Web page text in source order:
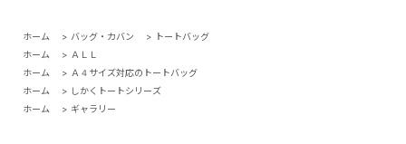
ホーム > バッグ・カバン > トートバッグ
ホーム
> ＡＬＬ
ホーム
> Ａ４サイズ対応のトートバッグ
ホーム
> しかくトートシリーズ
ホーム
> ギャラリー